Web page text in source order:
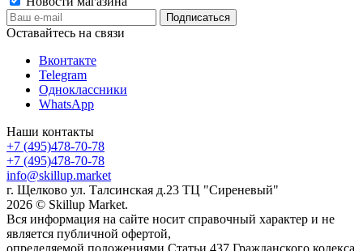
Оставайтесь на связи
Вконтакте
Telegram
Одноклассники
WhatsApp
Наши контакты
+7 (495)478-70-78
+7 (495)478-70-78
info@skillup.market
г. Щелково ул. Талсинская д.23 ТЦ "Сиреневый"
2026 © Skillup Market.
Вся информация на сайте носит справочный характер и не
является публичной офертой,
определяемой положениями Статьи 437 Гражданского кодекса